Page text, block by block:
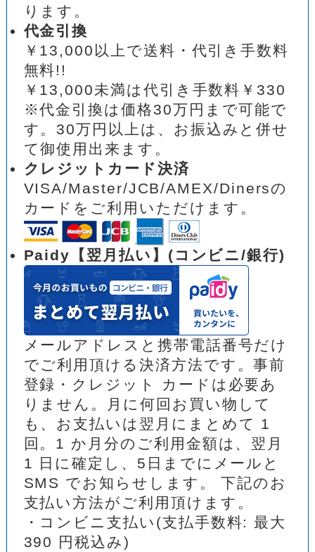
ります。
代金引換
￥13,000以上で送料・代引き手数料
無料!!
￥13,000未満は代引き手数料￥330
※代金引換は価格30万円まで可能で
す。30万円以上は、お振込みと併せ
て御使用出来ます。
クレジットカード決済
VISA/Master/JCB/AMEX/Dinersの
カードをご利用いただけます。
Paidy【翌月払い】(コンビニ/銀行)
メールアドレスと携帯電話番号だけ
でご利用頂ける決済方法です。事前
登録・クレジット カードは必要あ
りません。月に何回お買い物して
も、お支払いは翌月にまとめて 1
回。1 か月分のご利用金額は、翌月
1 日に確定し、5日までにメールと
SMS でお知らせします。 下記のお
支払い方法がご利用頂けます。
・コンビニ支払い(支払手数料: 最大
390 円税込み)